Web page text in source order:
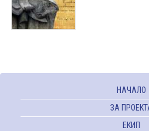
НАЧАЛО
ЗА
ЕКИП